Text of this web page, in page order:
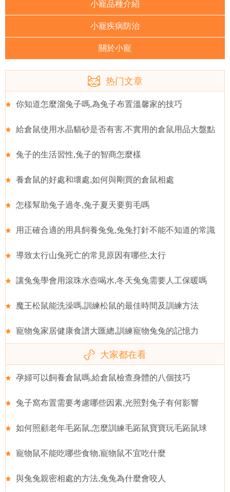
小寵品種介紹
小寵疾病防治
關於小寵
热门文章
你知道怎麼溜兔子嗎,為兔子布置溫馨家的技巧
給倉鼠使用水晶貓砂是否有害,不實用的倉鼠用品大盤點
兔子的生活習性,兔子的智商怎麼樣
養倉鼠的好處和壞處,如何與剛買的倉鼠相處
怎樣幫助兔子過冬,兔子夏天要剪毛嗎
用正確合適的用具飼養兔兔,兔兔打針不能不知道的常識
導致太行山兔死亡的常見原因有哪些,太行
讓兔兔學會用滾珠水壺喝水,冬天兔兔需要人工保暖嗎
魔王松鼠能洗澡嗎,訓練松鼠的最佳時間及訓練方法
寵物兔家居健康食譜大匯總,訓練寵物兔兔的記憶力
大家都在看
孕婦可以飼養倉鼠嗎,給倉鼠檢查身體的八個技巧
兔子窩布置需要考慮哪些因素,光照對兔子有何影響
如何照顧老年毛跖鼠,怎麼訓練毛跖鼠寶寶玩毛跖鼠球
寵物鼠不能吃哪些食物,寵物鼠不宜吃什麼
與兔兔親密相處的方法,兔兔為什麼會咬人